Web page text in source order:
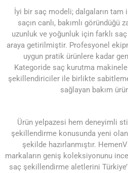
İyi bir saç modeli; dalgaların tam
saçın canlı, bakımlı göründüğü
uzunluk ve yoğunluk için farklı
araya getirilmiştir. Profesyonel
uygun pratik ürünlere kadar
Kategoride saç kurutma
şekillendiriciler ile birlikte
sağlayan bakım
Ürün yelpazesi hem deneyimli
şekillendirme konusunda yeni
şekilde hazırlanmıştır.
markaların geniş koleksiyonunu
saç şekillendirme aletlerini